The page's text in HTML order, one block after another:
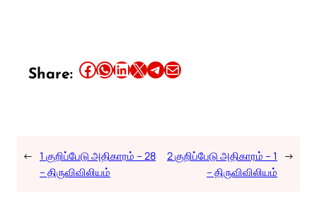
Share: Share this article on Facebook Share this article on WhatsApp Share this article on LinkedIn Share this article on X Share this article on TelegramEmail this Article
← 1 குறிப்பேடு அதிகாரம் – 28
– திருவிவிலியம்
2 குறிப்பேடு அதிகாரம் – 1
– திருவிவிலியம்
→